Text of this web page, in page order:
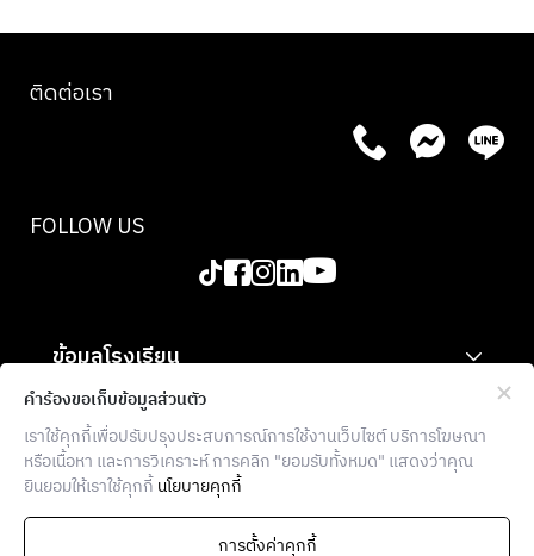
ทำให้ได้เนื้อสัมผัสที่เหมาะสมและความเข้มข้น ไปจนถึง
สามารถเรียนได้ แค่คุณนำความสนใจ และความรักใน
THE FOOD SCHOOL BANGKOK
936 โครงการบล็อก 28 ตึก E ซอยจุฬา 7
ข้อมูลโรงเรียน
สำหรับองค์กร
ข้อมูลเพิ่มเติม
ติดต่อเรา
FOLLOW US
คำร้องขอเก็บข้อมูลส่วนตัว
เราใช้คุกกี้เพื่อปรับปรุงประสบการณ์การใช้งานเว็บไซต์ บริการโฆษณา
หรือเนื้อหา และการวิเคราะห์ การคลิก "ยอมรับทั้งหมด" แสดงว่าคุณ
ยินยอมให้เราใช้คุกกี้นโยบายคุกกี้
การตั้งค่าคุกกี้